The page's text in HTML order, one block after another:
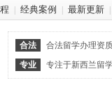
经典案例 最新更新
合法 合法留学办理资
专业
专注于新西兰留